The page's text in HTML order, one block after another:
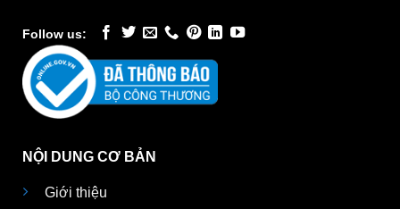
Follow us:
NỘI DUNG CƠ BẢN
Giới thiệu